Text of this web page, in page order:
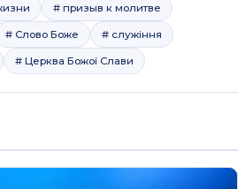
# призыв к молитве
# Слово Боже # служіння
# Церква Божої Слави